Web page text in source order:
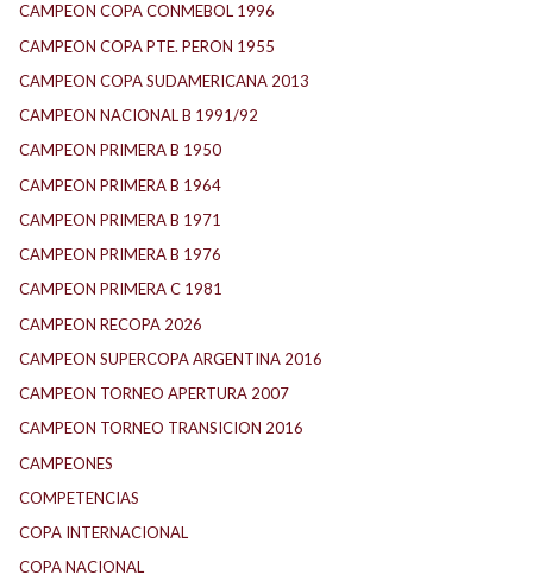
CAMPEON COPA CONMEBOL 1996
CAMPEON COPA PTE. PERON 1955
CAMPEON COPA SUDAMERICANA 2013
CAMPEON NACIONAL B 1991/92
CAMPEON PRIMERA B 1950
CAMPEON PRIMERA B 1964
CAMPEON PRIMERA B 1971
CAMPEON PRIMERA B 1976
CAMPEON PRIMERA C 1981
CAMPEON RECOPA 2026
CAMPEON SUPERCOPA ARGENTINA 2016
CAMPEON TORNEO APERTURA 2007
CAMPEON TORNEO TRANSICION 2016
CAMPEONES
COMPETENCIAS
COPA INTERNACIONAL
COPA NACIONAL